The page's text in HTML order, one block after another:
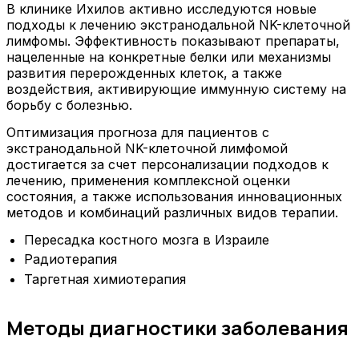
В клинике Ихилов активно исследуются новые
подходы к лечению экстранодальной NK-клеточной
лимфомы. Эффективность показывают препараты,
нацеленные на конкретные белки или механизмы
развития перерожденных клеток, а также
воздействия, активирующие иммунную систему на
борьбу с болезнью.
Оптимизация прогноза для пациентов с
экстранодальной NK-клеточной лимфомой
достигается за счет персонализации подходов к
лечению, применения комплексной оценки
состояния, а также использования инновационных
методов и комбинаций различных видов терапии.
Пересадка костного мозга в Израиле
Радиотерапия
Таргетная химиотерапия
Методы диагностики заболевания